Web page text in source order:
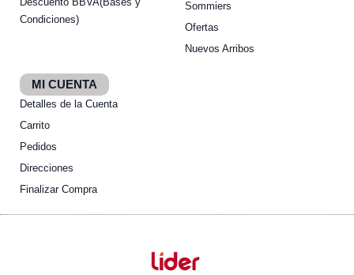
Condiciones)
Sommiers
Ofertas
Nuevos Arribos
MI CUENTA
Detalles de la Cuenta
Carrito
Pedidos
Direcciones
Finalizar Compra